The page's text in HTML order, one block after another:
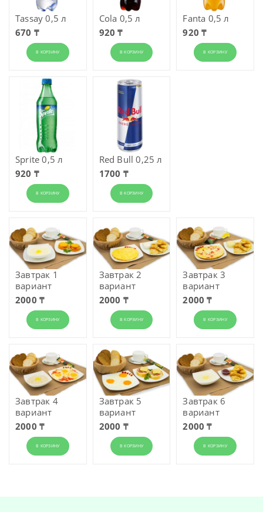
Tassay 0,5 л
670 ₸
В КОРЗИНУ
Cola 0,5 л
920 ₸
В КОРЗИНУ
Fanta 0,5 л
920 ₸
В КОРЗИНУ
Sprite 0,5 л
920 ₸
В КОРЗИНУ
Red Bull 0,25 л
1700 ₸
В КОРЗИНУ
Завтрак 1
вариант
2000 ₸
В КОРЗИНУ
Завтрак 2
вариант
2000 ₸
В КОРЗИНУ
Завтрак 3
вариант
2000 ₸
В КОРЗИНУ
Завтрак 4
вариант
2000 ₸
В КОРЗИНУ
Завтрак 5
вариант
2000 ₸
В КОРЗИНУ
Завтрак 6
вариант
2000 ₸
В КОРЗИНУ